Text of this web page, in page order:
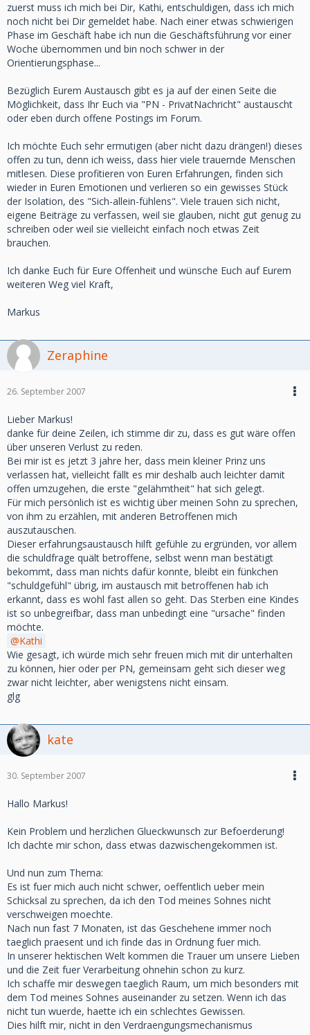
zuerst muss ich mich bei Dir, Kathi, entschuldigen, dass ich mich
noch nicht bei Dir gemeldet habe. Nach einer etwas schwierigen
Phase im Geschäft habe ich nun die Geschäftsführung vor einer
Woche übernommen und bin noch schwer in der
Orientierungsphase...
Bezüglich Eurem Austausch gibt es ja auf der einen Seite die
Möglichkeit, dass Ihr Euch via "PN - PrivatNachricht" austauscht
oder eben durch offene Postings im Forum.
Ich möchte Euch sehr ermutigen (aber nicht dazu drängen!) dieses
offen zu tun, denn ich weiss, dass hier viele trauernde Menschen
mitlesen. Diese profitieren von Euren Erfahrungen, finden sich
wieder in Euren Emotionen und verlieren so ein gewisses Stück
der Isolation, des "Sich-allein-fühlens". Viele trauen sich nicht,
eigene Beiträge zu verfassen, weil sie glauben, nicht gut genug zu
schreiben oder weil sie vielleicht einfach noch etwas Zeit
brauchen.
Ich danke Euch für Eure Offenheit und wünsche Euch auf Eurem
weiteren Weg viel Kraft,
Markus
Zeraphine
26. September 2007
Lieber Markus!
danke für deine Zeilen, ich stimme dir zu, dass es gut wäre offen
über unseren Verlust zu reden.
Bei mir ist es jetzt 3 jahre her, dass mein kleiner Prinz uns
verlassen hat, vielleicht fällt es mir deshalb auch leichter damit
offen umzugehen, die erste "gelähmtheit" hat sich gelegt.
Für mich persönlich ist es wichtig über meinen Sohn zu sprechen,
von ihm zu erzählen, mit anderen Betroffenen mich
auszutauschen.
Dieser erfahrungsaustausch hilft gefühle zu ergründen, vor allem
die schuldfrage quält betroffene, selbst wenn man bestätigt
bekommt, dass man nichts dafür konnte, bleibt ein fünkchen
"schuldgefühl" übrig, im austausch mit betroffenen hab ich
erkannt, dass es wohl fast allen so geht. Das Sterben eine Kindes
ist so unbegreifbar, dass man unbedingt eine "ursache" finden
möchte.
Kathi
Wie gesagt, ich würde mich sehr freuen mich mit dir unterhalten
zu können, hier oder per PN, gemeinsam geht sich dieser weg
zwar nicht leichter, aber wenigstens nicht einsam.
glg
kate
30. September 2007
Hallo Markus!
Kein Problem und herzlichen Glueckwunsch zur Befoerderung!
Ich dachte mir schon, dass etwas dazwischengekommen ist.
Und nun zum Thema:
Es ist fuer mich auch nicht schwer, oeffentlich ueber mein
Schicksal zu sprechen, da ich den Tod meines Sohnes nicht
verschweigen moechte.
Nach nun fast 7 Monaten, ist das Geschehene immer noch
taeglich praesent und ich finde das in Ordnung fuer mich.
In unserer hektischen Welt kommen die Trauer um unsere Lieben
und die Zeit fuer Verarbeitung ohnehin schon zu kurz.
Ich schaffe mir deswegen taeglich Raum, um mich besonders mit
dem Tod meines Sohnes auseinander zu setzen. Wenn ich das
nicht tun wuerde, haette ich ein schlechtes Gewissen.
Dies hilft mir, nicht in den Verdraengungsmechanismus